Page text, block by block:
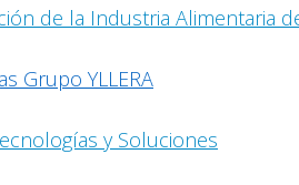
de la Industria Alimentaria
Grupo YLLERA
y Soluciones